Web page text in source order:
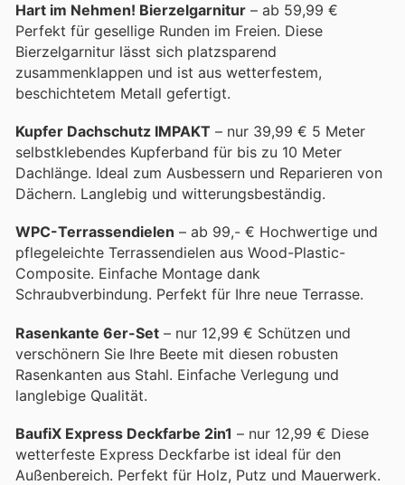
Hart im Nehmen! Bierzelgarnitur – ab 59,99 €
Perfekt für gesellige Runden im Freien. Diese
Bierzelgarnitur lässt sich platzsparend
zusammenklappen und ist aus wetterfestem,
beschichtetem Metall gefertigt.
Kupfer Dachschutz IMPAKT – nur 39,99 € 5 Meter
selbstklebendes Kupferband für bis zu 10 Meter
Dachlänge. Ideal zum Ausbessern und Reparieren von
Dächern. Langlebig und witterungsbeständig.
WPC-Terrassendielen – ab 99,- € Hochwertige und
pflegeleichte Terrassendielen aus Wood-Plastic-
Composite. Einfache Montage dank
Schraubverbindung. Perfekt für Ihre neue Terrasse.
Rasenkante 6er-Set – nur 12,99 € Schützen und
verschönern Sie Ihre Beete mit diesen robusten
Rasenkanten aus Stahl. Einfache Verlegung und
langlebige Qualität.
BaufiX Express Deckfarbe 2in1 – nur 12,99 € Diese
wetterfeste Express Deckfarbe ist ideal für den
Außenbereich. Perfekt für Holz, Putz und Mauerwerk.